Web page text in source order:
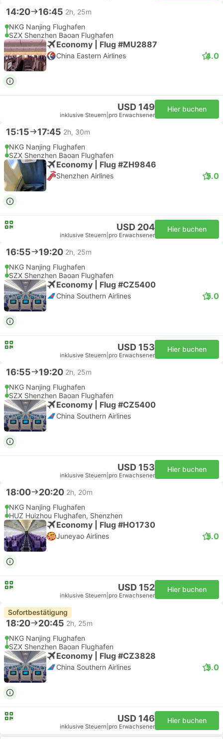
14:20 16:45 2h, 25m
NKG Nanjing Flughafen
SZX Shenzhen Baoan Flughafen
Economy | Flug #MU2887
China Eastern Airlines 4.0
USD 149
inklusive Steuern pro Erwachsener
Hier buchen
15:15 17:45 2h, 30m
NKG Nanjing Flughafen
SZX Shenzhen Baoan Flughafen
Economy | Flug #ZH9846
Shenzhen Airlines 5.0
USD 204
inklusive Steuern pro Erwachsener
Hier buchen
16:55 19:20 2h, 25m
NKG Nanjing Flughafen
SZX Shenzhen Baoan Flughafen
Economy | Flug #CZ5400
China Southern Airlines 5.0
USD 153
inklusive Steuern pro Erwachsener
Hier buchen
16:55 19:20 2h, 25m
NKG Nanjing Flughafen
SZX Shenzhen Baoan Flughafen
Economy | Flug #CZ5400
China Southern Airlines
USD 153
inklusive Steuern pro Erwachsener
Hier buchen
18:00 20:20 2h, 20m
NKG Nanjing Flughafen
HUZ Huizhou Flughafen, Shenzhen
Economy | Flug #HO1730
Juneyao Airlines 5.0
USD 152
inklusive Steuern pro Erwachsener
Hier buchen
Sofortbestätigung
18:20 20:45 2h, 25m
NKG Nanjing Flughafen
SZX Shenzhen Baoan Flughafen
Economy | Flug #CZ3828
China Southern Airlines 5.0
USD 146
inklusive Steuern pro Erwachsener
Hier buchen